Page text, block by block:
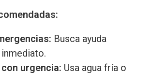
Busca ayuda
urgencia: Usa agua fría o